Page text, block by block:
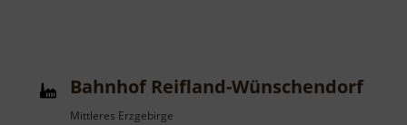
Bahnhof Reifland-Wünschendorf
Mittleres Erzgebirge